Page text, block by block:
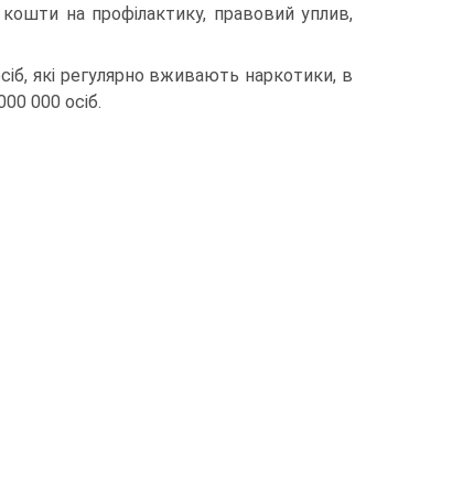
на профілактику, правовий уплив,
які регулярно вживають наркотики, в
000 осіб.